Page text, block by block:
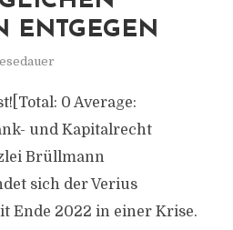
ENTGEGEN
0 Average:
und Kapitalrecht
Brüllmann
sich der Verius
Ende 2022 in einer Krise.